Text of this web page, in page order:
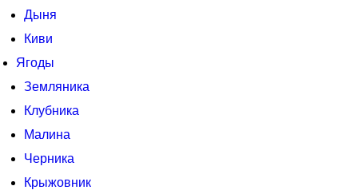
Дыня
Киви
Ягоды
Земляника
Клубника
Малина
Черника
Крыжовник